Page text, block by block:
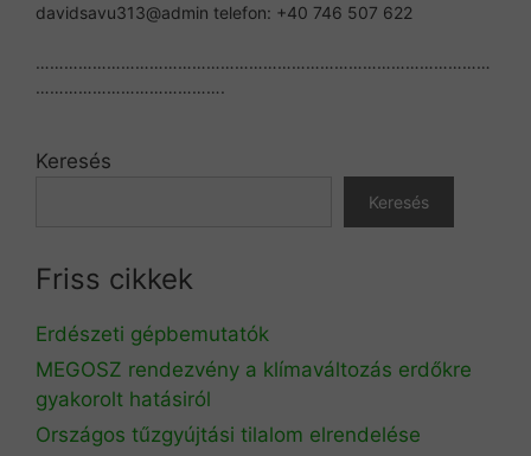
davidsavu313@admin telefon: +40 746 507 622
……………………………………………………………………………………
………………………………….
Keresés
Keresés
Friss cikkek
Erdészeti gépbemutatók
MEGOSZ rendezvény a klímaváltozás erdőkre
gyakorolt hatásiról
Országos tűzgyújtási tilalom elrendelése